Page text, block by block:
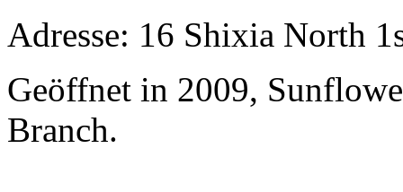
Adresse: 16 Shixia North
Geöffnet in 2009,
Branch.